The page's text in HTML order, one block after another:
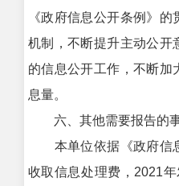
《政府信息公开条例》
机制，不断提升主动公开
的信息公开工作，不断加
息量。
六、其他需要报告的
本单位依据《政府信息
收取信息处理费，2021